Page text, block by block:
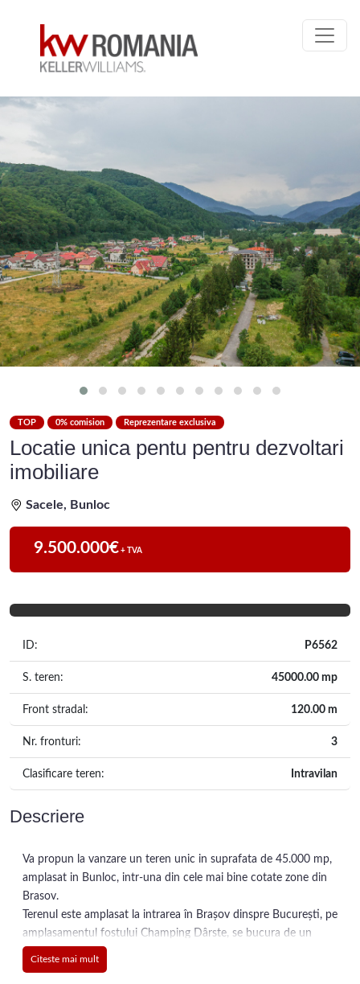
TOP 0% comision Reprezentare exclusiva
Locatie unica pentu pentru dezvoltari
imobiliare
Sacele, Bunloc
9.500.000€ + TVA
ID: P6562
S. teren: 45000.00 mp
Front stradal: 120.00 m
Nr. fronturi: 3
Clasificare teren: Intravilan
Descriere
Va propun la vanzare un teren unic in suprafata de 45.000 mp,
amplasat in Bunloc, intr-una din cele mai bine cotate zone din
Brasov.
Terenul este amplasat la intrarea în Brașov dinspre București, pe
amplasamentul fostului Champing Dârste, se bucura de un
acces usor si ofera un cadru natural de exceptie cu o panoramă
superbă asupra munților din jur.
Citeste mai mult